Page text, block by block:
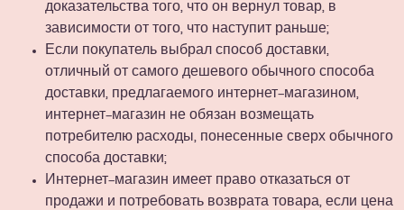
доказательства того, что он вернул товар, в
зависимости от того, что наступит раньше;
Если покупатель выбрал способ доставки,
отличный от самого дешевого обычного способа
доставки, предлагаемого интернет-магазином,
интернет-магазин не обязан возмещать
потребителю расходы, понесенные сверх обычного
способа доставки;
Интернет-магазин имеет право отказаться от
продажи и потребовать возврата товара, если цена